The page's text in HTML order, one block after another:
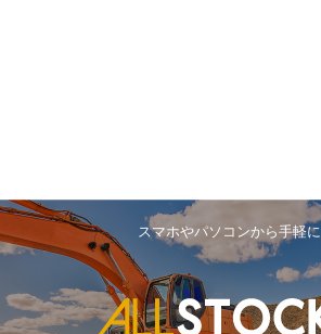
スマホやパソコンから手軽